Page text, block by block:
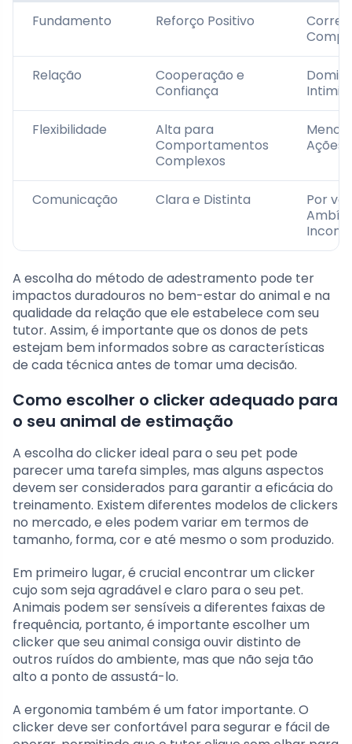
Fundamento Reforço Positivo
Relação
Cooperação e
Confiança
Flexibilidade
Alta para
Comportamentos
Complexos
Menor
Ações
Comunicação Clara e Distinta
Por
A escolha do método de adestramento pode ter
impactos duradouros no bem-estar do animal e na
qualidade da relação que ele estabelece com seu
tutor. Assim, é importante que os donos de pets
estejam bem informados sobre as características
de cada técnica antes de tomar uma decisão.
Como escolher o clicker adequado para
o seu animal de estimação
A escolha do clicker ideal para o seu pet pode
parecer uma tarefa simples, mas alguns aspectos
devem ser considerados para garantir a eficácia do
treinamento. Existem diferentes modelos de clickers
no mercado, e eles podem variar em termos de
tamanho, forma, cor e até mesmo o som produzido.
Em primeiro lugar, é crucial encontrar um clicker
cujo som seja agradável e claro para o seu pet.
Animais podem ser sensíveis a diferentes faixas de
frequência, portanto, é importante escolher um
clicker que seu animal consiga ouvir distinto de
outros ruídos do ambiente, mas que não seja tão
alto a ponto de assustá-lo.
A ergonomia também é um fator importante. O
clicker deve ser confortável para segurar e fácil de